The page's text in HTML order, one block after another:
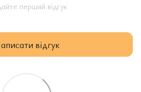
перший відгук
відгук